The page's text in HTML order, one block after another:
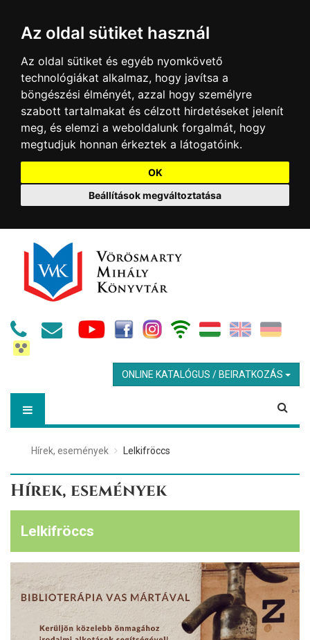
Az oldal sütiket használ
Az oldal sütiket és egyéb nyomkövető
technológiákat alkalmaz, hogy javítsa a
böngészési élményét, azzal hogy személyre
szabott tartalmakat és célzott hirdetéseket jelenít
meg, és elemzi a weboldalunk forgalmát, hogy
megtudjuk honnan érkeztek a látogatóink.
OK
Beállítások megváltoztatása
ONLINE KATALÓGUS / BEIRATKOZÁS
Hírek, események Lelkifröccs
Hírek, események
Lelkifröccs